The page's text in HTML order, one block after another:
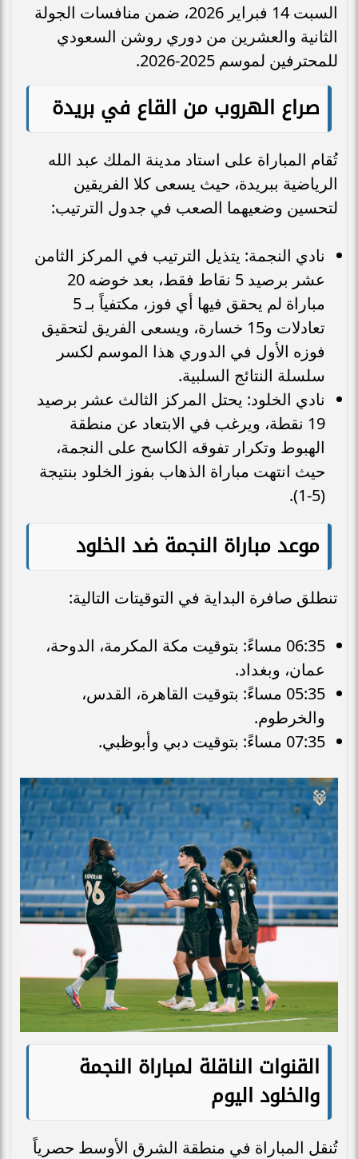
السبت 14 فبراير 2026، ضمن منافسات الجولة
الثانية والعشرين من دوري روشن السعودي
للمحترفين لموسم 2025-2026.
صراع الهروب من القاع في بريدة
تُقام المباراة على استاد مدينة الملك عبد الله
الرياضية ببريدة، حيث يسعى كلا الفريقين
لتحسين وضعيهما الصعب في جدول الترتيب:
نادي النجمة: يتذيل الترتيب في المركز الثامن
عشر برصيد 5 نقاط فقط، بعد خوضه 20
مباراة لم يحقق فيها أي فوز، مكتفياً بـ 5
تعادلات و15 خسارة، ويسعى الفريق لتحقيق
فوزه الأول في الدوري هذا الموسم لكسر
سلسلة النتائج السلبية.
نادي الخلود: يحتل المركز الثالث عشر برصيد
19 نقطة، ويرغب في الابتعاد عن منطقة
الهبوط وتكرار تفوقه الكاسح على النجمة،
حيث انتهت مباراة الذهاب بفوز الخلود بنتيجة
(5-1).
موعد مباراة النجمة ضد الخلود
تنطلق صافرة البداية في التوقيتات التالية:
06:35 مساءً: بتوقيت مكة المكرمة، الدوحة،
عمان، وبغداد.
05:35 مساءً: بتوقيت القاهرة، القدس،
والخرطوم.
07:35 مساءً: بتوقيت دبي وأبوظبي.
القنوات الناقلة لمباراة النجمة
والخلود اليوم
تُنقل المباراة في منطقة الشرق الأوسط حصرياً